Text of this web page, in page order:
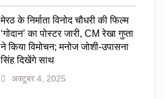
मेरठ के निर्माता विनोद चौधरी की फिल्म
‘गोदान’ का पोस्टर जारी, CM रेखा गुप्ता
ने किया विमोचन; मनोज जोशी-उपासना
सिंह दिखेंगे साथ
अक्टूबर 4, 2025